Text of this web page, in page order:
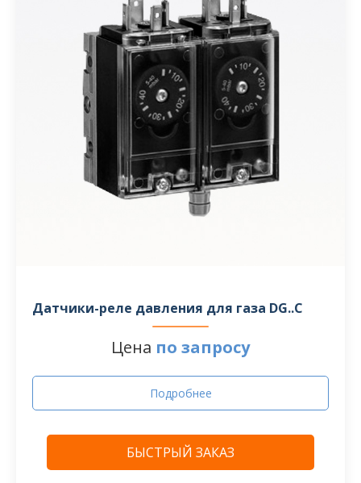
Датчики-реле давления для газа DG..C
Цена по запросу
Подробнее
БЫСТРЫЙ ЗАКАЗ